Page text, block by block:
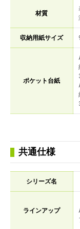
材質
収納用紙サイズ
ポケット台紙
共通仕様
シリーズ名
ラインアップ